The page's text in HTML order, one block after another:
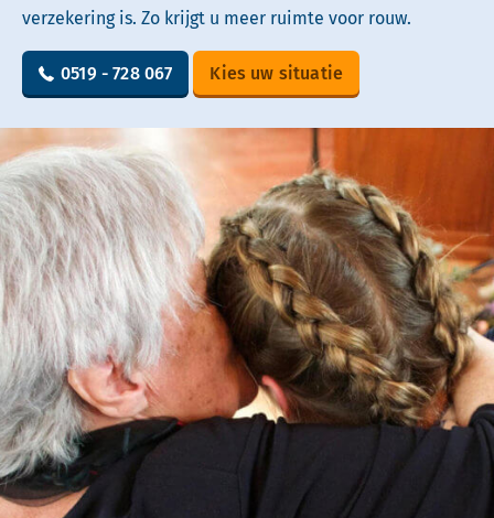
verzekering is. Zo krijgt u meer ruimte voor rouw.
0519 - 728 067 Kies uw situatie